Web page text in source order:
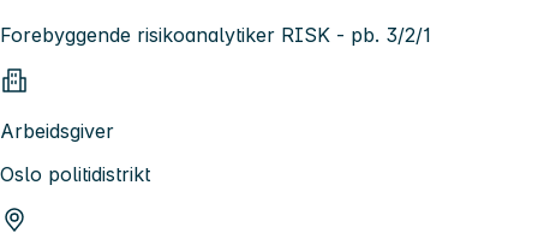
Forebyggende risikoanalytiker RISK - pb. 3/2/1
Arbeidsgiver
Oslo politidistrikt